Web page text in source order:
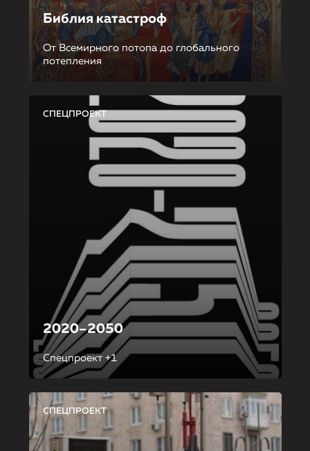
Библия катастроф
От Всемирного потопа до глобального
потепления
СПЕЦПРОЕКТ
2020–2050
Спецпроект +1
СПЕЦПРОЕКТ